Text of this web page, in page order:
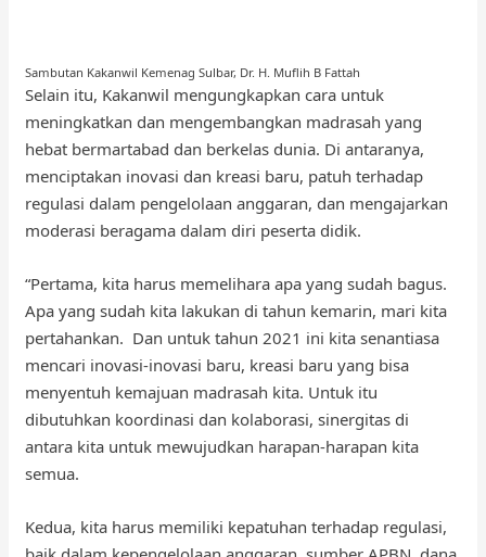
Sambutan Kakanwil Kemenag Sulbar, Dr. H. Muflih B Fattah
Selain itu, Kakanwil mengungkapkan cara untuk
meningkatkan dan mengembangkan madrasah yang
hebat bermartabad dan berkelas dunia. Di antaranya,
menciptakan inovasi dan kreasi baru, patuh terhadap
regulasi dalam pengelolaan anggaran, dan mengajarkan
moderasi beragama dalam diri peserta didik.
“Pertama, kita harus memelihara apa yang sudah bagus.
Apa yang sudah kita lakukan di tahun kemarin, mari kita
pertahankan. Dan untuk tahun 2021 ini kita senantiasa
mencari inovasi-inovasi baru, kreasi baru yang bisa
menyentuh kemajuan madrasah kita. Untuk itu
dibutuhkan koordinasi dan kolaborasi, sinergitas di
antara kita untuk mewujudkan harapan-harapan kita
semua.
Kedua, kita harus memiliki kepatuhan terhadap regulasi,